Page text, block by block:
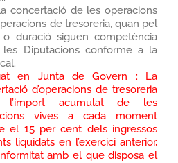
concertació de les operacions
de tresoreria, quan pel
duració siguen competència
Diputacions conforme a la
en Junta de Govern : La
d’operacions de tresoreria
l’import acumulat de les
vives a cada moment
el 15 per cent dels ingressos
liquidats en l’exercici anterior,
amb el que disposa el